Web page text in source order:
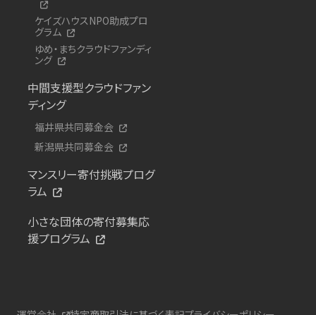
ケイズハウスNPO助成プロ
グラム
ゆめ・まちクラウドファンディ
ング
中間支援型クラウドファン
ディング
福井県共同募金会
新潟県共同募金会
マンスリー寄付挑戦プログ
ラム
小さな団体の寄付募集応
援プログラム